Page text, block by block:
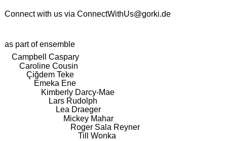
Connect with us via ConnectWithUs@gorki.de
as part of ensemble
Campbell Caspary
Caroline Cousin
Çiğdem Teke
Emeka Ene
Kimberly Darcy-Mae
Lars Rudolph
Lea Draeger
Mickey Mahar
Roger Sala Reyner
Till Wonka